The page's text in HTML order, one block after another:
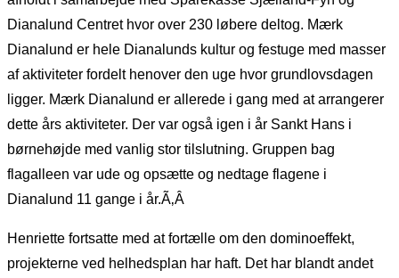
Dianalund Centret hvor over 230 løbere deltog. Mærk
Dianalund er hele Dianalunds kultur og festuge med masser
af aktiviteter fordelt henover den uge hvor grundlovsdagen
ligger. Mærk Dianalund er allerede i gang med at arrangerer
dette års aktiviteter. Der var også igen i år Sankt Hans i
børnehøjde med vanlig stor tilslutning. Gruppen bag
flagalleen var ude og opsætte og nedtage flagene i
Dianalund 11 gange i år.Ã‚Â
Henriette fortsatte med at fortælle om den dominoeffekt,
projekterne ved helhedsplan har haft. Det har blandt andet